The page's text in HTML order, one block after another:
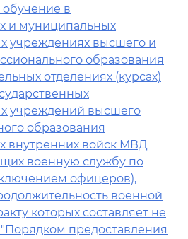
в
и муниципальных
учреждениях высшего и
образования
отделениях (курсах)
учреждений высшего
образования
внутренних войск МВД
военную службу по
офицеров),
военной
которых составляет не
"Порядком предоставления